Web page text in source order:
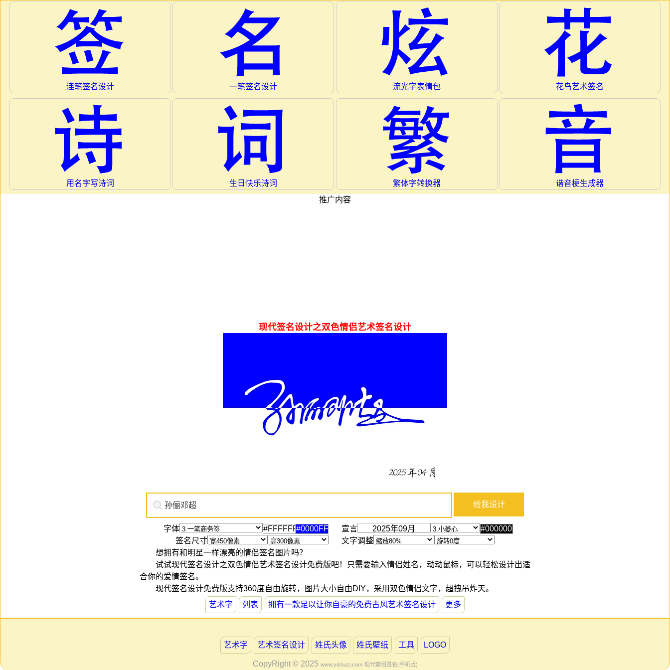
连笔签名设计 一笔签名设计 流光字表情包 花鸟艺术签名
用名字写诗词 生日快乐诗词 繁体字转换器
谐音梗生成器
推广内容
现代签名设计之双色情侣艺术签名设计
字体
宣言
签名尺寸
文字调整
想拥有和明星一样漂亮的情侣签名图片吗？
试试现代签名设计之双色情侣艺术签名设计免费版吧！只需要输入情侣姓名，动动鼠标，可以轻松设计出适
合你的爱情签名。
现代签名设计免费版支持360度自由旋转，图片大小自由DIY，采用双色情侣文字，超拽吊炸天。
艺术字
列表 拥有一款足以让你自豪的免费古风艺术签名设计 更多
艺术字 艺术签名设计 姓氏头像 姓氏壁纸 工具 LOGO
CopyRight © 2025 www.yishuzi.com 现代情侣签名(手机版)